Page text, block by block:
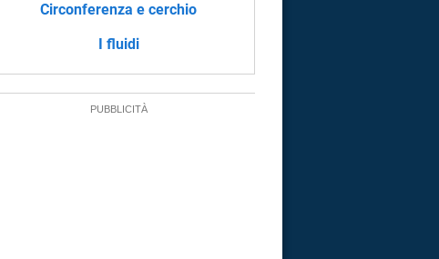
Circonferenza e cerchio
I fluidi